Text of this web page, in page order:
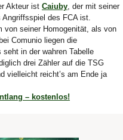
Akteur ist Caiuby, der mit seiner
des FCA ist.
von seiner Homogenität, als von
Comunio liegen die
in der wahren Tabelle
drei Zähler auf die TSG
vielleicht reicht’s am Ende ja
– kostenlos!